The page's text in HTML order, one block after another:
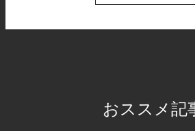
おススメ記